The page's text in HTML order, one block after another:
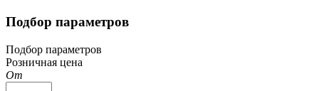
Подбор параметров
Подбор параметров
Розничная цена
От